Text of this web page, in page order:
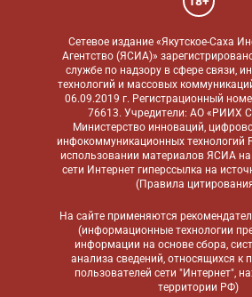
Сетевое издание «Якутское-Саха
Агентство (ЯСИА)»
службе по надзору в сфере связи,
технологий и массовых
06.09.2019 г. Регистрационный
76613. Учредители: АО «РИИХ
Министерство инноваций,
инфокоммуникационных
использовании материалов ЯСИА на
сети Интернет гиперссылка на
(Правила
На сайте применяются
(информационные технологии
информации на основе сбора,
анализа сведений, относящихся к
пользователей сети "Интернет",
территории РФ)